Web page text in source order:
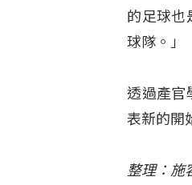
的足球也
球隊。」
透過產官
表新的開
整理：施